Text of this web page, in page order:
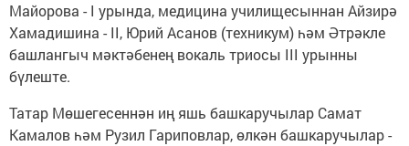
Майорова - I урында, ме­дицина училищесыннан Айзирә
Хамадишина - II, Юрий Асанов (техникум) һәм Әтрәкле
башлангыч мәктәбенең вокаль трио­сы III урынны
бүлеште.
Татар Мөшегесеннән иң яшь башкаручылар Са­мат
Камалов һәм Рузил Гариповлар, өлкән башка­ручылар -